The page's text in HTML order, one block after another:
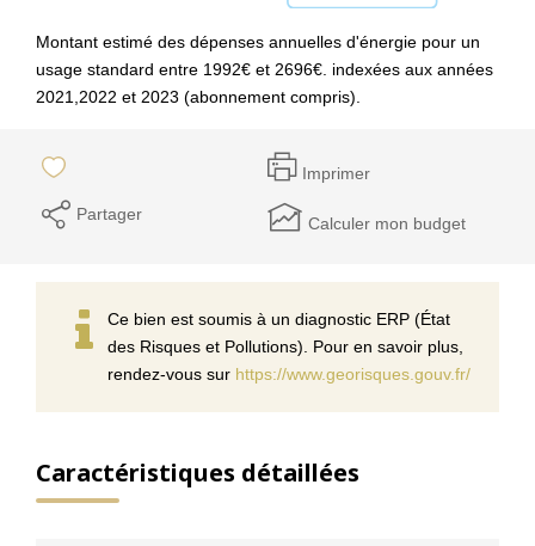
Montant estimé des dépenses annuelles d'énergie pour un
usage standard entre 1992€ et 2696€. indexées aux années
2021,2022 et 2023 (abonnement compris).
Imprimer
Partager Calculer mon budget
Ce bien est soumis à un diagnostic ERP (État
des Risques et Pollutions). Pour en savoir plus,
rendez-vous sur https://www.georisques.gouv.fr/
Caractéristiques détaillées